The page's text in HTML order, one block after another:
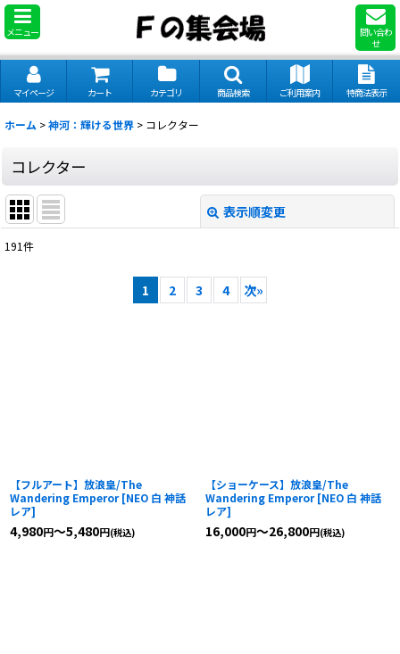
メニュー
問い合わ
せ
マイページ カート カテゴリ 商品検索 ご利用案内 特商法表示
ホーム >神河：輝ける世界 > コレクター
コレクター
表示順変更
191件
1 2 3 4 次»
【フルアート】放浪皇/The
Wandering Emperor [NEO 白 神話
レア]
4,980円～5,480円(税込)
【ショーケース】放浪皇/The
Wandering Emperor [NEO 白 神話
レア]
16,000円～26,800円(税込)